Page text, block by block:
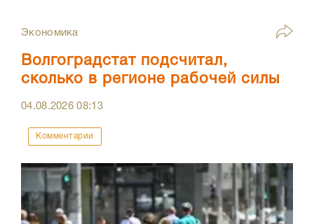
Экономика
Волгоградстат подсчитал,
сколько в регионе рабочей силы
04.08.202608:13
Комментарии